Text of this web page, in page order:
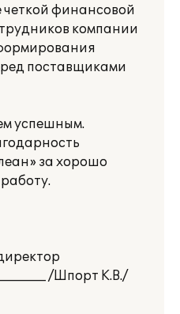
четкой финансовой
компании
поставщиками
успешным.
за хорошо
/Шпорт К.В./